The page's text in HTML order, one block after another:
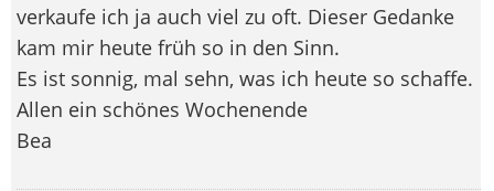
verkaufe ich ja auch viel zu oft. Dieser Gedanke
kam mir heute früh so in den Sinn.
Es ist sonnig, mal sehn, was ich heute so schaffe.
Allen ein schönes Wochenende
Bea